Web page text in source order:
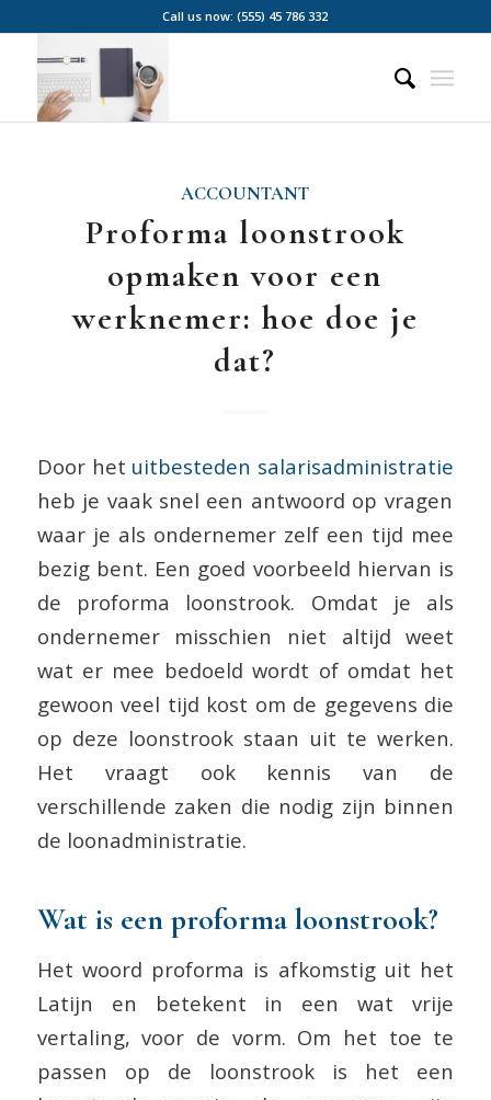
Call us now: (555) 45 786 332
ACCOUNTANT
Proforma loonstrook
opmaken voor een
werknemer: hoe doe je
dat?
Door het uitbesteden salarisadministratie
heb je vaak snel een antwoord op vragen
waar je als ondernemer zelf een tijd mee
bezig bent. Een goed voorbeeld hiervan is
de proforma loonstrook. Omdat je als
ondernemer misschien niet altijd weet
wat er mee bedoeld wordt of omdat het
gewoon veel tijd kost om de gegevens die
op deze loonstrook staan uit te werken.
Het vraagt ook kennis van de
verschillende zaken die nodig zijn binnen
de loonadministratie.
Wat is een proforma loonstrook?
Het woord proforma is afkomstig uit het
Latijn en betekent in een wat vrije
vertaling, voor de vorm. Om het toe te
passen op de loonstrook is het een